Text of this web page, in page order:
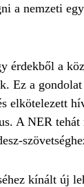
a nemzeti
érdekből a
a gondolat
elkötelezett
A NER
kínált új